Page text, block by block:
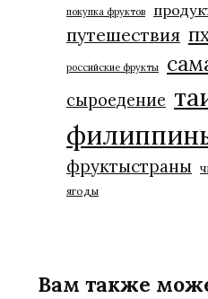
покупка фруктов
путешествия
российские фрукты
сыроедение
фруктыстраны
ягоды
Вам также